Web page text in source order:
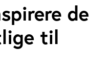
de
til